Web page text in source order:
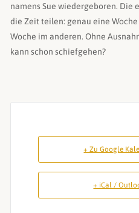
namens Sue wiedergeboren. Die
die Zeit teilen: genau eine
Woche im anderen. Ohne
kann schon schiefgehen?
+ Zu Google
+ iCal /